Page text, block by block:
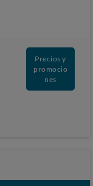
Precios y
promocio
nes